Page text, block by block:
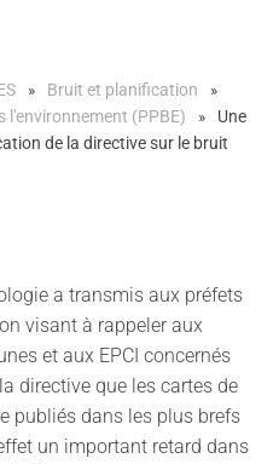
Bruit et planification
l'environnement (PPBE)
Une
de la directive sur le bruit
a transmis aux préfets
visant à rappeler aux
et aux EPCI concernés
directive que les cartes de
publiés dans les plus brefs
un important retard dans